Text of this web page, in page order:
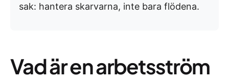
sak: hantera skarvarna, inte bara flödena.
Vad är en arbetsström